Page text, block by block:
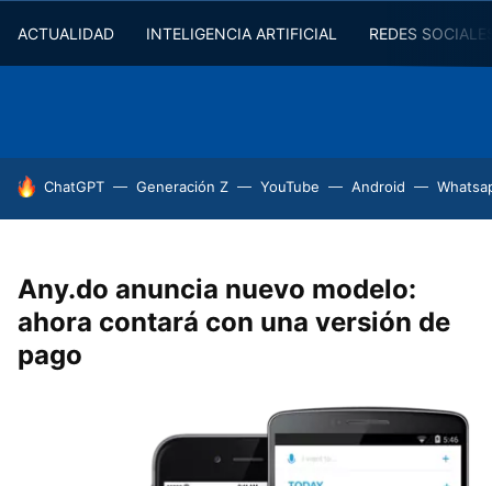
ACTUALIDAD INTELIGENCIA ARTIFICIAL REDES
HOY SE HABLA DE
ChatGPT Generación Z YouTube Android
Any.do anuncia nuevo modelo:
ahora contará con una versión de
pago